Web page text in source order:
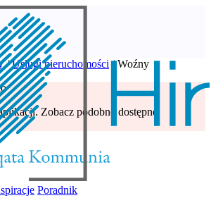
Poradnik
/ Usługi nieruchomości / Woźny
Zobacz podobne dostępne